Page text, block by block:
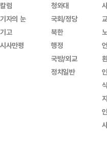
칼럼
기자의 눈
기고
시사만평
청와대
국회/정당
북한
행정
국방/외교
정치일반